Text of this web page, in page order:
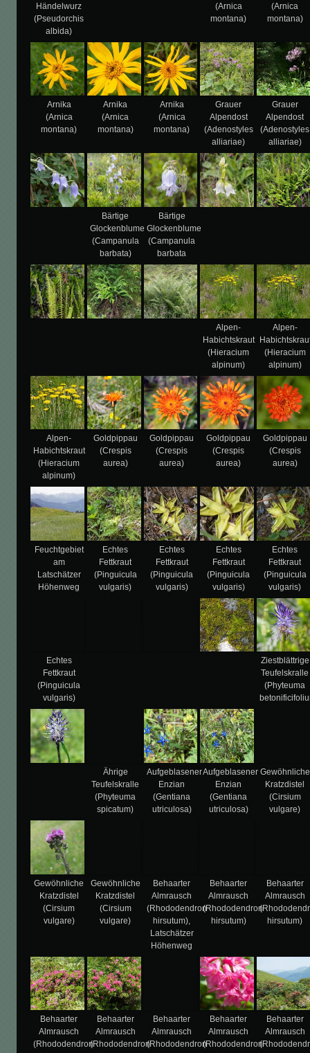
Händelwurz
(Pseudorchis
albida)
(Arnica
montana)
(Arnica
montana)
Arnika
(Arnica
montana)
Arnika
(Arnica
montana)
Arnika
(Arnica
montana)
Grauer
Alpendost
(Adenostyles
alliariae)
Grauer
Alpendost
(Adenostyles
alliariae)
Bärtige
Glockenblume
(Campanula
barbata)
Bärtige
Glockenblume
(Campanula
barbata
Alpen-
Habichtskraut
(Hieracium
alpinum)
Alpen-
(Hieracium
alpinum)
Alpen-
Habichtskraut
(Hieracium
alpinum)
Goldpippau
(Crespis
aurea)
Goldpippau
(Crespis
aurea)
Goldpippau
(Crespis
aurea)
Goldpippau
(Crespis
aurea)
Feuchtgebiet
am
Latschätzer
Höhenweg
Echtes
Fettkraut
(Pinguicula
vulgaris)
Echtes
Fettkraut
(Pinguicula
vulgaris)
Echtes
Fettkraut
(Pinguicula
vulgaris)
Echtes
Fettkraut
(Pinguicula
vulgaris)
Echtes
Fettkraut
(Pinguicula
vulgaris)
Ziestblättrige
Teufelskralle
(Phyteuma
Ährige
Teufelskralle
(Phyteuma
spicatum)
Aufgeblasener
Enzian
(Gentiana
utriculosa)
Aufgeblasener
Enzian
(Gentiana
utriculosa)
Gewöhnliche
Kratzdistel
(Cirsium
vulgare)
Gewöhnliche
Kratzdistel
(Cirsium
vulgare)
Gewöhnliche
Kratzdistel
(Cirsium
vulgare)
Behaarter
Almrausch
(Rhododendron
hirsutum),
Latschätzer
Höhenweg
Behaarter
Almrausch
(Rhododendron
hirsutum)
Behaarter
Almrausch
hirsutum)
Behaarter
Almrausch
(Rhododendron
Behaarter
Almrausch
(Rhododendron
Behaarter
Almrausch
(Rhododendron
Behaarter
Almrausch
(Rhododendron
Behaarter
Almrausch